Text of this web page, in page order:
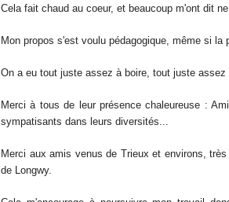
Cela fait chaud au coeur, et beaucoup m'ont dit
Mon propos s'est voulu pédagogique, même si la
On a eu tout juste assez à boire, tout juste
Merci à tous de leur présence chaleureuse :
sympatisants dans leurs diversités...
Merci aux amis venus de Trieux et environs,
de Longwy.